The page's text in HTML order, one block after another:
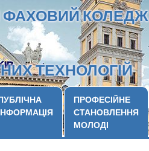
ФАХОВИЙ КОЛЕДЖ
ТЕХНОЛОГІЙ
ПРОФЕСІЙНЕ
СТАНОВЛЕННЯ
МОЛОДІ